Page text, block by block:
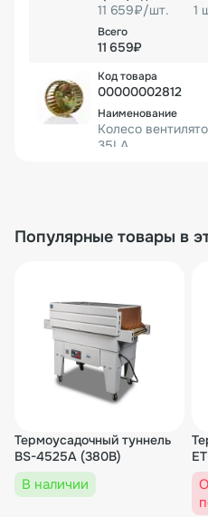
11 659₽/шт. 1
11 659₽
00000002812
Колесо
35LA
Конвейерная
тка) 3250x430
9 639₽/шт.
9 639₽
00000003500
Конвейерная
Популярные товары в
Термоусадочный туннель
BS-4525A (380В)
В наличии